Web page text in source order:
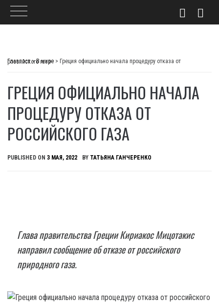
Главпост>В мире >
Греция официально начала процедуру отказа от российского газа
ГРЕЦИЯ ОФИЦИАЛЬНО НАЧАЛА
ПРОЦЕДУРУ ОТКАЗА ОТ
РОССИЙСКОГО ГАЗА
PUBLISHED ON 3 МАЯ, 2022 BY ТАТЬЯНА ГАНЧЕРЕНКО
Глава правительства Греции Кириакос Мицотакис
направил сообщение об отказе от российского
природного газа.